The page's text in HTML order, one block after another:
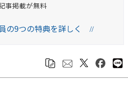
事掲載が無料
の9つの特典を詳しく //